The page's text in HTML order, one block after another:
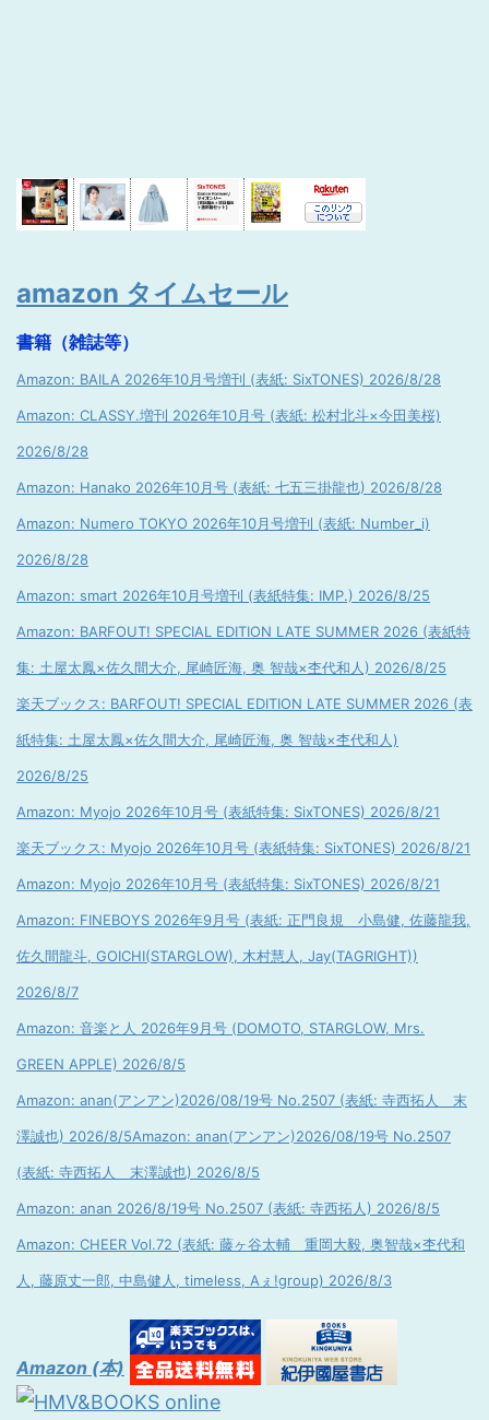
amazon タイムセール
書籍（雑誌等）
Amazon: BAILA 2026年10月号増刊 (表紙: SixTONES) 2026/8/28
Amazon: CLASSY.増刊 2026年10月号 (表紙: 松村北斗×今田美桜)
2026/8/28
Amazon: Hanako 2026年10月号 (表紙: 七五三掛龍也) 2026/8/28
Amazon: Numero TOKYO 2026年10月号増刊 (表紙: Number_i)
2026/8/28
Amazon: smart 2026年10月号増刊 (表紙特集: IMP.) 2026/8/25
Amazon: BARFOUT! SPECIAL EDITION LATE SUMMER 2026 (表紙特
集: 土屋太鳳×佐久間大介, 尾崎匠海, 奥 智哉×杢代和人) 2026/8/25
楽天ブックス: BARFOUT! SPECIAL EDITION LATE SUMMER 2026 (表
紙特集: 土屋太鳳×佐久間大介, 尾崎匠海, 奥 智哉×杢代和人)
2026/8/25
Amazon: Myojo 2026年10月号 (表紙特集: SixTONES) 2026/8/21
楽天ブックス: Myojo 2026年10月号 (表紙特集: SixTONES) 2026/8/21
Amazon: Myojo 2026年10月号 (表紙特集: SixTONES) 2026/8/21
Amazon: FINEBOYS 2026年9月号 (表紙: 正門良規 小島健, 佐藤龍我,
佐久間龍斗, GOICHI(STARGLOW), 木村慧人, Jay(TAGRIGHT))
2026/8/7
Amazon: 音楽と人 2026年9月号 (DOMOTO, STARGLOW, Mrs.
GREEN APPLE) 2026/8/5
Amazon: anan(アンアン)2026/08/19号 No.2507 (表紙: 寺西拓人 末
澤誠也) 2026/8/5Amazon: anan(アンアン)2026/08/19号 No.2507
(表紙: 寺西拓人 末澤誠也) 2026/8/5
Amazon: anan 2026/8/19号 No.2507 (表紙: 寺西拓人) 2026/8/5
Amazon: CHEER Vol.72 (表紙: 藤ヶ谷太輔 重岡大毅, 奥智哉×杢代和
人, 藤原丈一郎, 中島健人, timeless, Aぇ!group) 2026/8/3
Amazon (本)